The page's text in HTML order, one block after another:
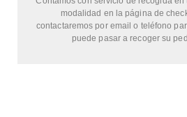
modalidad en la página de
contactaremos por email o teléfono
puede pasar a recoger su